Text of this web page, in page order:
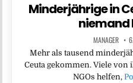
Minderjährige in
niemand
MANAGER
Mehr als tausend
Ceuta gekommen. Viele
NGOs helfen,